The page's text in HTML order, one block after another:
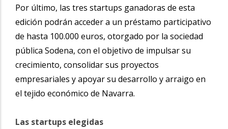
Por último, las tres startups ganadoras de esta
edición podrán acceder a un préstamo participativo
de hasta 100.000 euros, otorgado por la sociedad
pública Sodena, con el objetivo de impulsar su
crecimiento, consolidar sus proyectos
empresariales y apoyar su desarrollo y arraigo en
el tejido económico de Navarra.
Las startups elegidas